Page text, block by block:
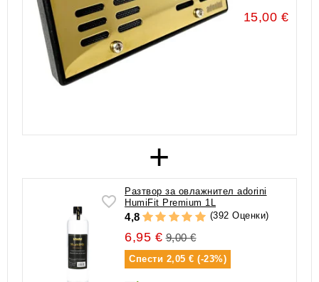
15,00 €
+
Разтвор за овлажнител adorini
HumiFit Premium 1L
4,8 (392 Оценки)
6,95 € 9,00 €
Спести 2,05 € (-23%)